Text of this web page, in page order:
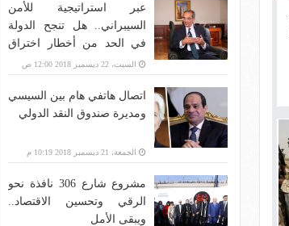
عبر استراتيجية للأمن
السيبراني.. هل تنجح الدولة
في الحد من أخطار اختراق
بنية الاتصالات؟
السبت، 22 ديسمبر 2018 12:00 ص
اتصال هاتفي هام بين السيسي
ومديرة صندوق النقد الدولي
الجمعة، 21 ديسمبر 2018 10:19 م
مشروع شارع 306 نافذة نحو
الرقي وتحسين الاقتصاد..
ويبقى الأمل